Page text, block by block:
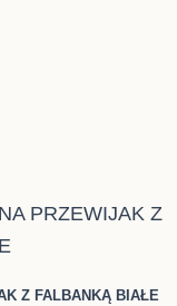
Z FALBANKĄ BIAŁE
Ten
produkt